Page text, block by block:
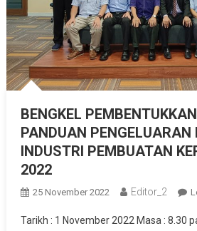
BENGKEL
PANDUAN PENGELUARAN
INDUSTRI PEMBUATAN
2022
25 November 2022 Editor_2
Tarikh : 1 November 2022 Masa : 8.30